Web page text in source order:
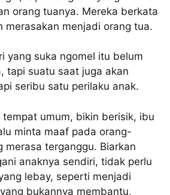
orang tuanya. Mereka berkata
merasakan menjadi orang tua.
yang suka ngomel itu belum
tapi suatu saat juga akan
seribu satu perilaku anak.
umum, bikin berisik, ibu
minta maaf pada orang-
merasa terganggu. Biarkan
anaknya sendiri, tidak perlu
lebay, seperti menjadi
bukannya membantu,